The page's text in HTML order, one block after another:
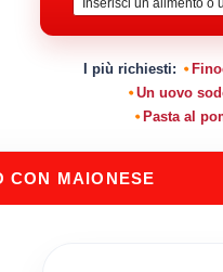
I più richiesti:
Un uovo
Pasta al
CON MAIONESE